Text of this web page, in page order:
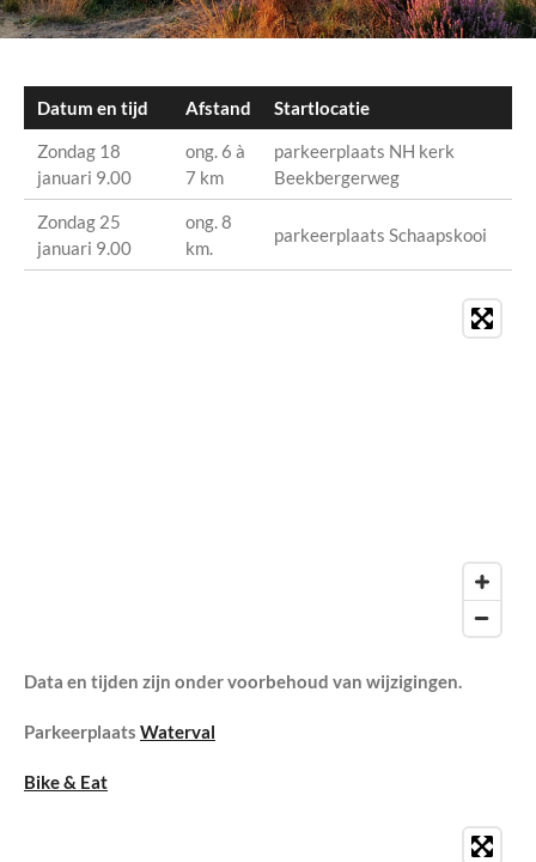
Datum en tijd Afstand
Startlocatie
Zondag 18
januari 9.00
ong. 6 à
7 km
parkeerplaats NH kerk
Beekbergerweg
Zondag 25
januari 9.00
ong. 8
km.
parkeerplaats Schaapskooi
Data en tijden zijn onder voorbehoud van wijzigingen.
Parkeerplaats Waterval
Bike & Eat